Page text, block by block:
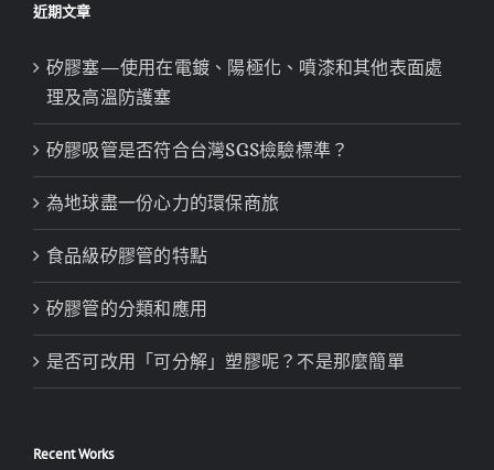
近期文章
矽膠塞—使用在電鍍、陽極化、噴漆和其他表面處
理及高溫防護塞
矽膠吸管是否符合台灣SGS檢驗標準？
為地球盡一份心力的環保商旅
食品級矽膠管的特點
矽膠管的分類和應用
是否可改用「可分解」塑膠呢？不是那麼簡單
Recent Works